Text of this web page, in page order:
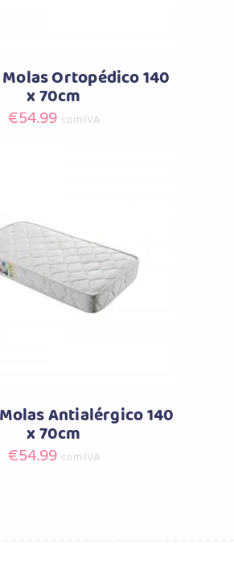
Ortopédico 140
x 70cm
€54.99 com IVA
Comprar
Antialérgico 140
x 70cm
€54.99 com IVA